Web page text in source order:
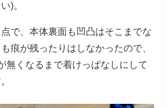
)。
で、本体裏面も凹凸はそこまでな
痕が残ったりはしなかったので、
無くなるまで着けっぱなしにして